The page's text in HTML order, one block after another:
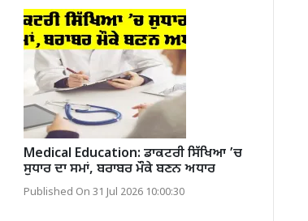
Medical Education: ਡਾਕਟਰੀ ਸਿੱਖਿਆ ’ਚ
ਸੁਧਾਰ ਦਾ ਸਮਾਂ, ਬਰਾਬਰ ਮੌਕੇ ਬਣਨ ਅਧਾਰ
Published On 31 Jul 2026 10:00:30